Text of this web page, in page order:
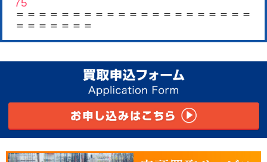
＝＝＝＝＝＝＝＝＝＝＝＝＝＝＝＝＝＝＝＝＝
＝＝＝＝＝＝＝